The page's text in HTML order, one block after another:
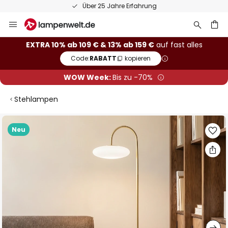
Über 25 Jahre Erfahrung
Inhalt
springen
EXTRA 10% ab 109 € & 13% ab 159 €auf fast alles
Code:RABATT kopieren
WOW Week:Bis zu -70%
Stehlampen
Neu
Zum
Ende